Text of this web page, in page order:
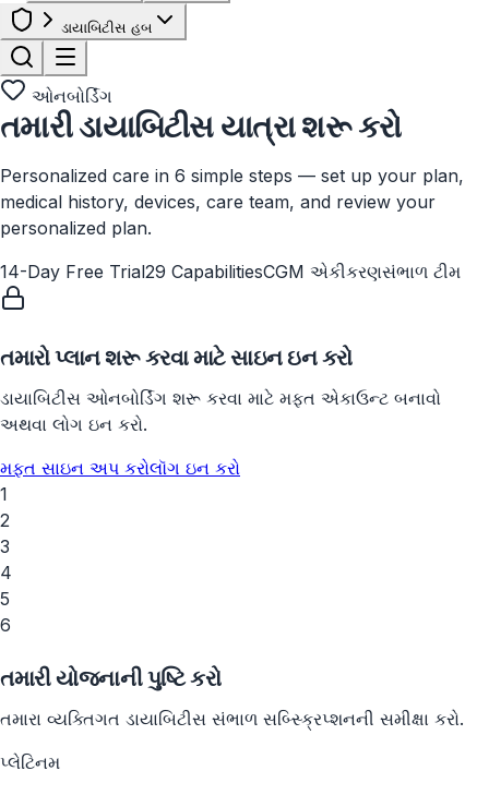
ડાયાબિટીસ હબ
ઓનબોર્ડિંગ
તમારી ડાયાબિટીસ યાત્રા શરૂ કરો
Personalized care in 6 simple steps — set up your plan,
medical history, devices, care team, and review your
personalized plan.
14-Day Free Trial29 CapabilitiesCGM એકીકરણસંભાળ ટીમ
તમારો પ્લાન શરૂ કરવા માટે સાઇન ઇન કરો
ડાયાબિટીસ ઓનબોર્ડિંગ શરૂ કરવા માટે મફત એકાઉન્ટ બનાવો
અથવા લોગ ઇન કરો.
મફત સાઇન અપ કરોલૉગ ઇન કરો
1
2
3
4
5
6
તમારી યોજનાની પુષ્ટિ કરો
તમારા વ્યક્તિગત ડાયાબિટીસ સંભાળ સબ્સ્ક્રિપ્શનની સમીક્ષા કરો.
પ્લેટિનમ